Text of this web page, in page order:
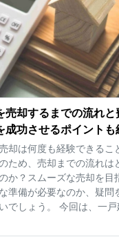
売却するまでの流れと
成功させるポイントも
却は何度も経験できるこ
ため、売却までの流れは
か？スムーズな売却を目
準備が必要なのか、疑問
でしょう。 今回は、一戸